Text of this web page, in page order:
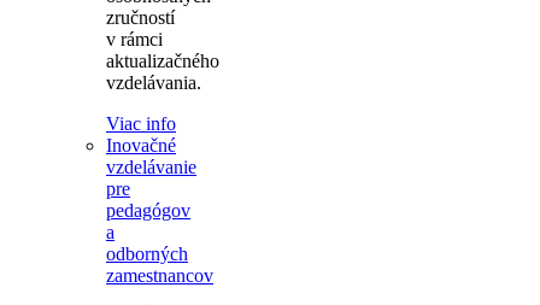
zručností
v rámci
aktualizačného
vzdelávania.
Viac info
Inovačné
vzdelávanie
pre
pedagógov
a
odborných
zamestnancov